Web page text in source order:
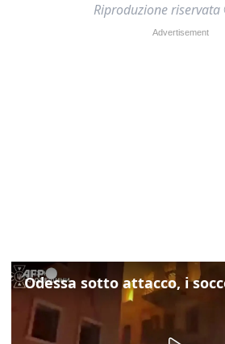
Riproduzione